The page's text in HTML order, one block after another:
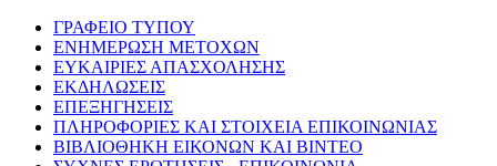
ΓΡΑΦΕΙΟ ΤΥΠΟΥ
ΕΝΗΜΕΡΩΣΗ ΜΕΤΟΧΩΝ
ΕΥΚΑΙΡΙΕΣ ΑΠΑΣΧΟΛΗΣΗΣ
ΕΚΔΗΛΩΣΕΙΣ
ΕΠΕΞΗΓΗΣΕΙΣ
ΠΛΗΡΟΦΟΡΙΕΣ ΚΑΙ ΣΤΟΙΧΕΙΑ ΕΠΙΚΟΙΝΩΝΙΑΣ
ΒΙΒΛΙΟΘΗΚΗ ΕΙΚΟΝΩΝ ΚΑΙ ΒΙΝΤΕΟ